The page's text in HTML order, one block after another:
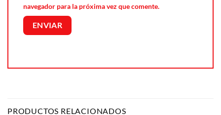
navegador para la próxima vez que comente.
PRODUCTOS RELACIONADOS